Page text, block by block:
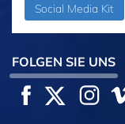
Social Media Kit
FOLGEN SIE UNS